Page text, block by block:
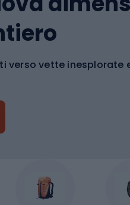
verso vette inesplorate